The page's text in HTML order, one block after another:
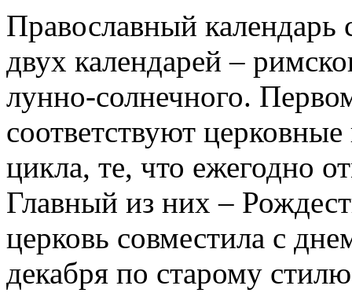
Православный календарь
двух календарей –
лунно-солнечного.
соответствуют
цикла, те, что ежегодно
Главный из них –
церковь совместила с
декабря по старому